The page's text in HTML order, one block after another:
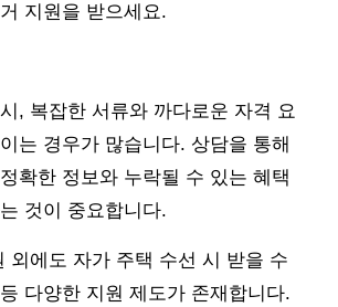
지원을 받으세요.
, 복잡한 서류와 까다로운 자격 요
는 경우가 많습니다. 상담을 통해
확한 정보와 누락될 수 있는 혜택
것이 중요합니다.
외에도 자가 주택 수선 시 받을 수
다양한 지원 제도가 존재합니다.